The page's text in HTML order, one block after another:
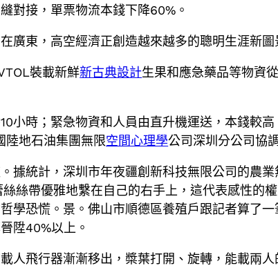
對接，單票物流本錢下降60%。
廣東，高空經濟正創造越來越多的聰明生涯新圖
裝載新鮮新古典設計生果和應急藥品等物資
小時；緊急物資和人員由直升機運送，本錢較
陸地石油集團無限空間心理學公司深圳分公司協
據統計，深圳市年夜疆創新科技無限公司的農
絲帶優雅地繫在自己的右手上，這代表感性的
學恐慌。景。佛山市順德區養殖戶跟記者算了
陞40%以上。
人飛行器漸漸移出，槳葉打開、旋轉，能載兩